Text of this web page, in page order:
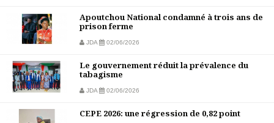
Apoutchou National condamné à trois ans de
prison ferme
JDA 02/06/2026
Le gouvernement réduit la prévalence du
tabagisme
JDA 02/06/2026
CEPE 2026: une régression de 0,82 point